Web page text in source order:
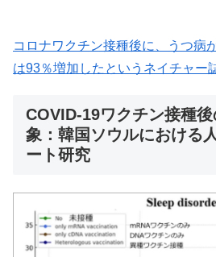
コロナワクチン接種後に、うつ病
は93％増加したというネイチャー
COVID-19ワクチン接種
象：韓国ソウルにおける
ート研究